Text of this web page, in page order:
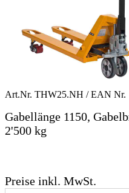
Art.Nr. THW25.NH / EAN Nr.
Gabellänge 1150,
2'500 kg
Preise inkl. MwSt.